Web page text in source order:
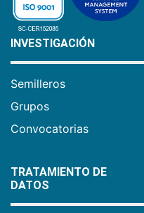
INVESTIGACIÓN
Semilleros
Grupos
Convocatorias
TRATAMIENTO DE
DATOS